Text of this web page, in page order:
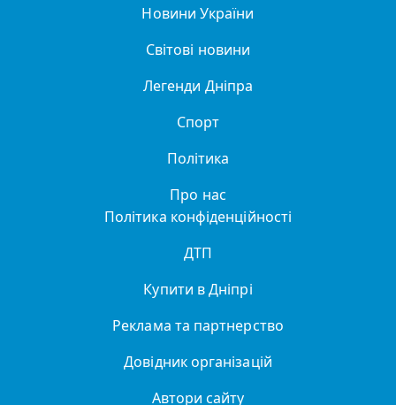
Новини України
Світові новини
Легенди Дніпра
Спорт
Політика
Про нас
Політика конфіденційності
ДТП
Купити в Дніпрі
Реклама та партнерство
Довідник організацій
Автори сайту